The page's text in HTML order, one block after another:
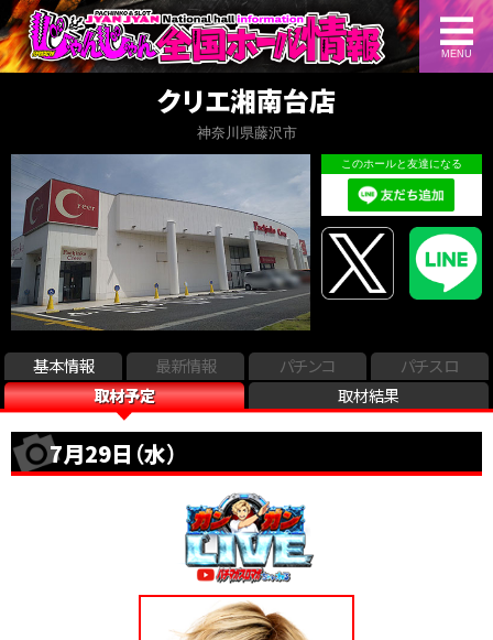
MENU
クリエ湘南台店
神奈川県藤沢市
このホールと友達になる
基本情報 最新情報 パチンコ
パチスロ
取材予定
取材結果
7月29日（水）